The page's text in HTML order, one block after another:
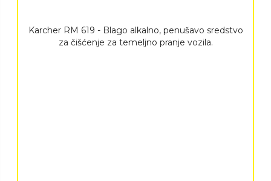
Karcher RM 619 - Blago alkalno, penušavo sredstvo
za čišćenje za temeljno pranje vozila.